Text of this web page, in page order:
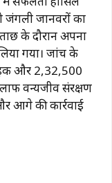
जंगली जानवरों का
के दौरान अपना
गया। जांच के
और 2,32,500
वन्यजीव संरक्षण
आगे की कार्रवाई